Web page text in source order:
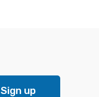
Sign up